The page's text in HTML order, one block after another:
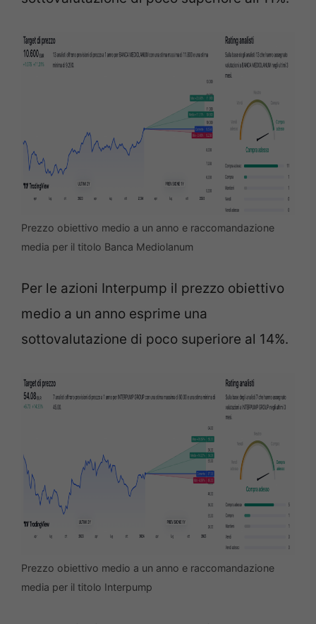
Prezzo obiettivo medio a un anno e raccomandazione
media per il titolo Banca Mediolanum
Per le azioni Interpump il prezzo obiettivo
medio a un anno esprime una
sottovalutazione di poco superiore al 14%.
Prezzo obiettivo medio a un anno e raccomandazione
media per il titolo Interpump